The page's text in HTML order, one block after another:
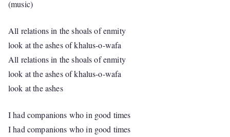
(music)
All relations in the shoals of enmity
look at the ashes of khalus-o-wafa
All relations in the shoals of enmity
look at the ashes of khalus-o-wafa
look at the ashes
I had companions who in good times
I had companions who in good times